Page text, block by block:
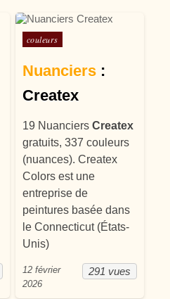
Posté dans
couleurs
Nuanciers:
Createx
19 Nuanciers Createx
gratuits, 337 couleurs
(nuances). Createx
Colors est une
entreprise de
peintures basée dans
le Connecticut (États-
Unis)
291 vues
12 février
2026